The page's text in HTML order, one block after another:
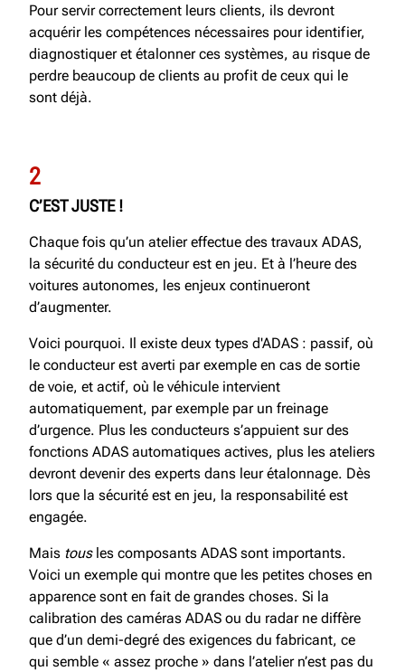
Pour servir correctement leurs clients, ils devront
acquérir les compétences nécessaires pour identifier,
diagnostiquer et étalonner ces systèmes, au risque de
perdre beaucoup de clients au profit de ceux qui le
sont déjà.
2
C’EST JUSTE !
Chaque fois qu’un atelier effectue des travaux ADAS,
la sécurité du conducteur est en jeu. Et à l’heure des
voitures autonomes, les enjeux continueront
d’augmenter.
Voici pourquoi. Il existe deux types d'ADAS : passif, où
le conducteur est averti par exemple en cas de sortie
de voie, et actif, où le véhicule intervient
automatiquement, par exemple par un freinage
d’urgence. Plus les conducteurs s’appuient sur des
fonctions ADAS automatiques actives, plus les ateliers
devront devenir des experts dans leur étalonnage. Dès
lors que la sécurité est en jeu, la responsabilité est
engagée.
Mais tousles composants ADAS sont importants.
Voici un exemple qui montre que les petites choses en
apparence sont en fait de grandes choses. Si la
calibration des caméras ADAS ou du radar ne diffère
que d’un demi-degré des exigences du fabricant, ce
qui semble « assez proche » dans l’atelier n’est pas du